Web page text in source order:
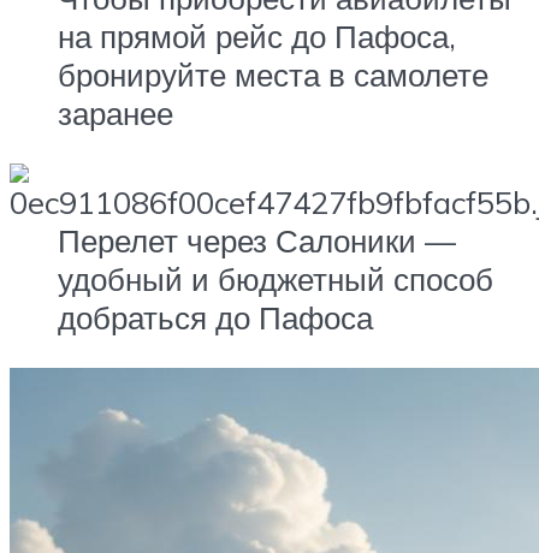
на прямой рейс до Пафоса,
бронируйте места в самолете
заранее
Перелет через Салоники —
удобный и бюджетный способ
добраться до Пафоса